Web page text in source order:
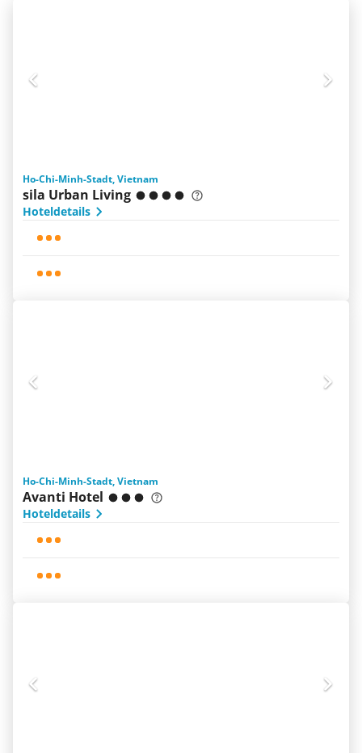
Ho-Chi-Minh-Stadt, Vietnam
sila Urban Living
Hoteldetails
Ho-Chi-Minh-Stadt, Vietnam
Avanti Hotel
Hoteldetails